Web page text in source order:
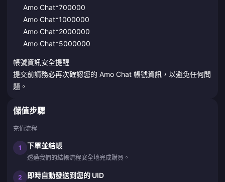
Amo Chat*700000
Amo Chat*1000000
Amo Chat*2000000
Amo Chat*5000000
帳號資訊安全提醒
提交前請務必再次確認您的 Amo Chat 帳號資訊，以避免任何問
題。
儲值步驟
充值流程
1 下單並結帳
透過我們的結帳流程安全地完成購買。
2 即時自動發送到您的 UID